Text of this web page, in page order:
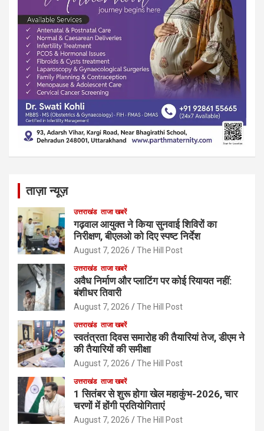
ताज़ा न्यूज़
उत्तराखंड ताजा खबरें
गढ़वाल आयुक्त ने किया सुनवाई शिविरों का
निरीक्षण, बीएलओ को दिए स्पष्ट निर्देश
August 7, 2026 The Hill Post
उत्तराखंड ताजा खबरें
अवैध निर्माण और प्लाटिंग पर कोई रियायत नहीं:
बंशीधर तिवारी
August 7, 2026 The Hill Post
उत्तराखंड ताजा खबरें
स्वतंत्रता दिवस समारोह की तैयारियां तेज, डीएम ने
की तैयारियों की समीक्षा
August 7, 2026 The Hill Post
उत्तराखंड ताजा खबरें
1 सितंबर से शुरू होगा खेल महाकुंभ-2026, चार
चरणों में होंगी प्रतियोगिताएं
August 7, 2026 The Hill Post